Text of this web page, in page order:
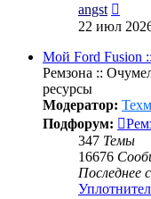
angst
к
22 июл
Мой Ford Fusion
Ремзона ::
ресурсы
Модератор:
Подфорум:
347 Темы
16676
Последнее